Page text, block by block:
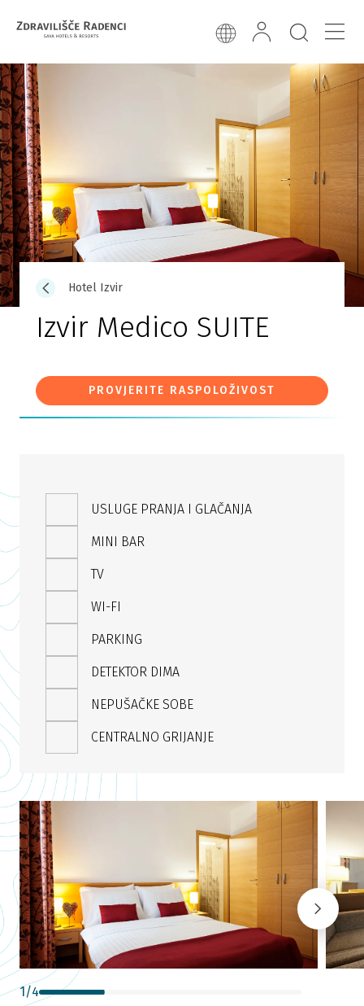
Hotel Izvir
Izvir Medico SUITE
PROVJERITE RASPOLOŽIVOST
USLUGE PRANJA I GLAČANJA
MINI BAR
TV
WI-FI
PARKING
DETEKTOR DIMA
NEPUŠAČKE SOBE
CENTRALNO GRIJANJE
1 /4